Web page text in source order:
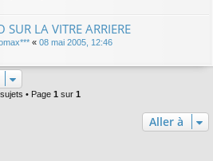
SUR LA VITRE ARRIERE
« 08 mai 2005, 12:46
• Page 1 sur 1
Aller à